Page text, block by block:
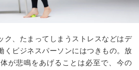
ク、たまってしまうストレスなどはデ
くビジネスパーソンにはつきもの。放
が悲鳴をあげることは必至で、今の